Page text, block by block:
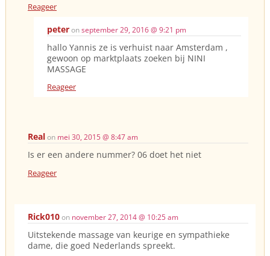
Reageer
peteronseptember 29, 2016 @ 9:21 pm
hallo Yannis ze is verhuist naar Amsterdam ,
gewoon op marktplaats zoeken bij NINI
MASSAGE
Reageer
Realon mei 30, 2015 @ 8:47 am
Is er een andere nummer? 06 doet het niet
Reageer
Rick010on november 27, 2014 @ 10:25 am
Uitstekende massage van keurige en sympathieke
dame, die goed Nederlands spreekt.